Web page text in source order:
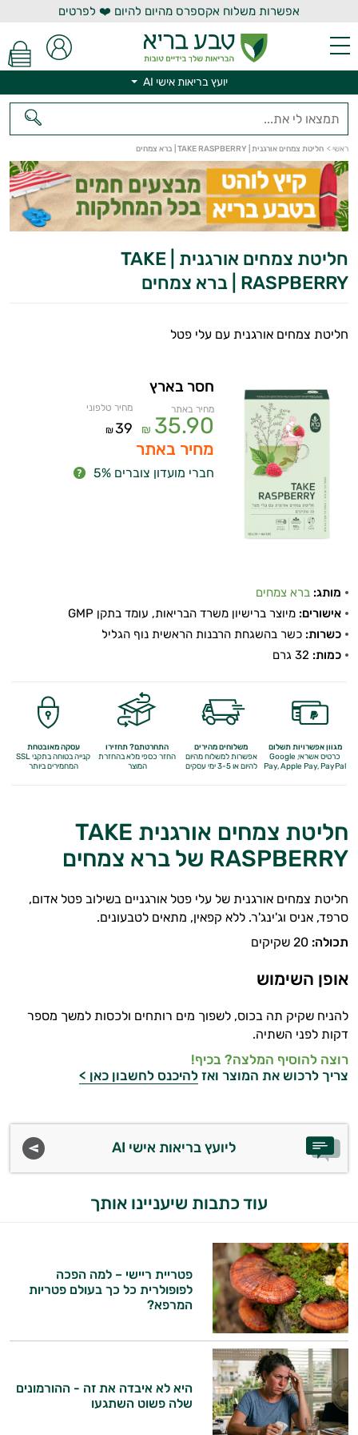
אפשרות משלוח אקספרס מהיום להיום ❤️ לפרטים
יועץ בריאות אישי AI
ראשי > חליטת צמחים אורגנית | TAKE RASPBERRY | ברא צמחים
חליטת צמחים אורגנית | TAKE
RASPBERRY | ברא צמחים
חליטת צמחים אורגנית עם עלי פטל
חסר בארץ
מחיר באתר
35.90
₪
מחיר טלפוני
39
₪
מחיר באתר
חברי מועדון צוברים 5%
מותג: ברא צמחים
אישורים: מיוצר ברישיון משרד הבריאות, עומד בתקן GMP
כשרות: כשר בהשגחת הרבנות הראשית נוף הגליל
כמות:
מגוון אפשרויות תשלום
כרטיס אשראי, Google
Pay,Apple Pay, PayPal
משלוחים מהירים
אפשרות למשלוח מהיום
להיום או 3-5 ימי עסקים
התחרטתם? תחזירו
החזר כספי מלאבהחזרת
המוצר
עסקה מאובטחת
קנייה בטוחה בתקני SSL
המחמירים ביותר
חליטת צמחים אורגנית TAKE
RASPBERRY של ברא צמחים
חליטת צמחים אורגנית של עלי פטל אורגניים בשילוב פטל אדום,
סרפד, אניס וג'ינג'ר. ללא קפאין, מתאים לטבעונים.
תכולה:
אופן השימוש
להניח שקיק תה בכוס, לשפוך מים רותחים ולכסות למשך מספר
דקות לפני השתיה.
רוצה להוסיף המלצה? בכיף!
צריך לרכוש את המוצר ואז להיכנס לחשבון כאן >
ליועץ בריאות אישי AI
עוד כתבות שיעניינו אותך
פטריית ריישי – למה הפכה
לפופולרית כל כך בעולם פטריות
המרפא?
היא לא איבדה את זה - ההורמונים
שלה פשוט השתגעו
יועץ בריאות אישי AI